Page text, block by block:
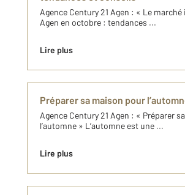
Agence Century 21 Agen : « Le
Agen en octobre : tendances ...
Lire plus
Préparer sa maison pour
Agence Century 21 Agen : « Préparer
l’automne » L’automne est une ...
Lire plus